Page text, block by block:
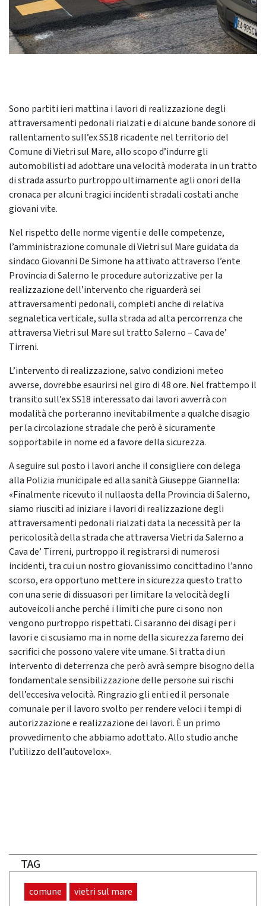
Sono partiti ieri mattina i lavori di realizzazione degli
attraversamenti pedonali rialzati e di alcune bande sonore di
rallentamento sull’ex SS18 ricadente nel territorio del
Comune di Vietri sul Mare, allo scopo d’indurre gli
automobilisti ad adottare una velocità moderata in un tratto
di strada assurto purtroppo ultimamente agli onori della
cronaca per alcuni tragici incidenti stradali costati anche
giovani vite.
Nel rispetto delle norme vigenti e delle competenze,
l’amministrazione comunale di Vietri sul Mare guidata da
sindaco Giovanni De Simone ha attivato attraverso l’ente
Provincia di Salerno le procedure autorizzative per la
realizzazione dell’intervento che riguarderà sei
attraversamenti pedonali, completi anche di relativa
segnaletica verticale, sulla strada ad alta percorrenza che
attraversa Vietri sul Mare sul tratto Salerno – Cava de’
Tirreni.
L’intervento di realizzazione, salvo condizioni meteo
avverse, dovrebbe esaurirsi nel giro di 48 ore. Nel frattempo il
transito sull’ex SS18 interessato dai lavori avverrà con
modalità che porteranno inevitabilmente a qualche disagio
per la circolazione stradale che però è sicuramente
sopportabile in nome ed a favore della sicurezza.
A seguire sul posto i lavori anche il consigliere con delega
alla Polizia municipale ed alla sanità Giuseppe Giannella:
«Finalmente ricevuto il nullaosta della Provincia di Salerno,
siamo riusciti ad iniziare i lavori di realizzazione degli
attraversamenti pedonali rialzati data la necessità per la
pericolosità della strada che attraversa Vietri da Salerno a
Cava de’ Tirreni, purtroppo il registrarsi di numerosi
incidenti, tra cui un nostro giovanissimo concittadino l’anno
scorso, era opportuno mettere in sicurezza questo tratto
con una serie di dissuasori per limitare la velocità degli
autoveicoli anche perché i limiti che pure ci sono non
vengono purtroppo rispettati. Ci saranno dei disagi per i
lavori e ci scusiamo ma in nome della sicurezza faremo dei
sacrifici che possono valere vite umane. Si tratta di un
intervento di deterrenza che però avrà sempre bisogno della
fondamentale sensibilizzazione delle persone sui rischi
dell’eccesiva velocità. Ringrazio gli enti ed il personale
comunale per il lavoro svolto per rendere veloci i tempi di
autorizzazione e realizzazione dei lavori. È un primo
provvedimento che abbiamo adottato. Allo studio anche
l’utilizzo dell’autovelox».
TAG
comune vietri sul mare